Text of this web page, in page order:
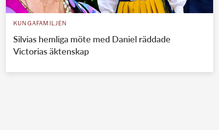
KUNGAFAMILJEN
Silvias hemliga möte med Daniel räddade
Victorias äktenskap